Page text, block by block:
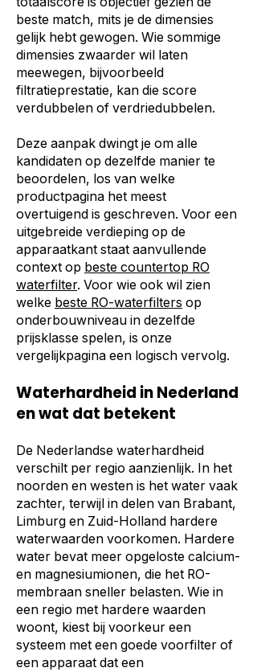
beste match, mits je de dimensies
gelijk hebt gewogen. Wie sommige
dimensies zwaarder wil laten
meewegen, bijvoorbeeld
filtratieprestatie, kan die score
verdubbelen of verdriedubbelen.
Deze aanpak dwingt je om alle
kandidaten op dezelfde manier te
beoordelen, los van welke
productpagina het meest
overtuigend is geschreven. Voor een
uitgebreide verdieping op de
apparaatkant staat aanvullende
context op beste countertop RO
waterfilter. Voor wie ook wil zien
welke beste RO-waterfilters op
onderbouwniveau in dezelfde
prijsklasse spelen, is onze
vergelijkpagina een logisch vervolg.
Waterhardheid in Nederland
en wat dat betekent
De Nederlandse waterhardheid
verschilt per regio aanzienlijk. In het
noorden en westen is het water vaak
zachter, terwijl in delen van Brabant,
Limburg en Zuid-Holland hardere
waterwaarden voorkomen. Hardere
water bevat meer opgeloste calcium-
en magnesiumionen, die het RO-
membraan sneller belasten. Wie in
een regio met hardere waarden
woont, kiest bij voorkeur een
systeem met een goede voorfilter of
een apparaat dat een